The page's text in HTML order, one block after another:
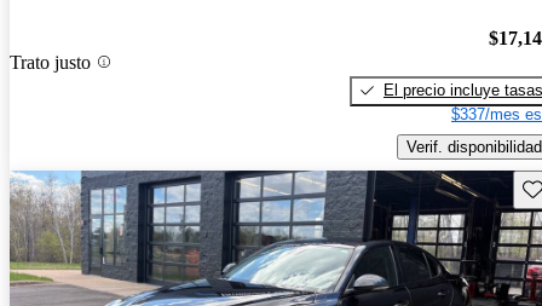
Trato justo
El precio incluye tasas
$337/mes
Verif. disponibilidad